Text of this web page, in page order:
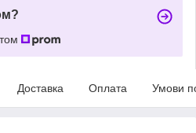
Доставка Оплата Умови